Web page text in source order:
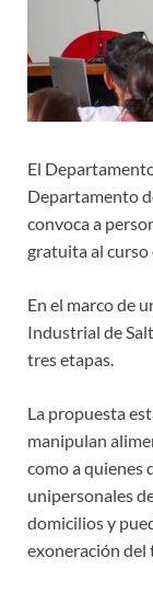
El
Departamento
convoca a
gratuita al
En el marco de
Industrial de
tres etapas.
La propuesta
manipulan
como a quienes
unipersonales
domicilios y
exoneración